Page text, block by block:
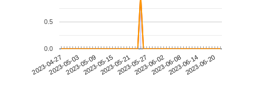
2023-04-272023-05-032023-05-092023-05-152023-05-212023-05-272023-06-022023-06-082023-06-142023-06-20
0.0
0.5